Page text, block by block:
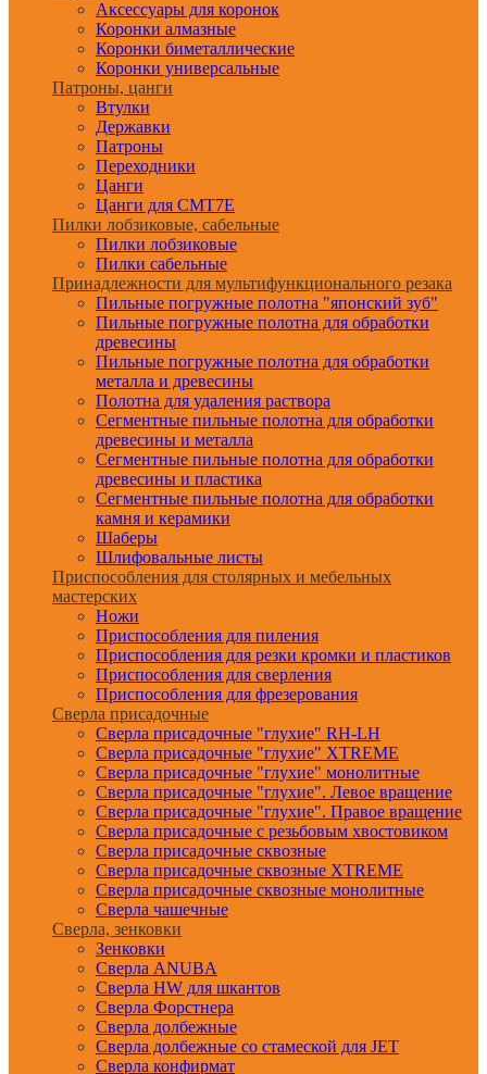
Аксессуары для коронок
Коронки алмазные
Коронки биметаллические
Коронки универсальные
Патроны, цанги
Втулки
Державки
Патроны
Переходники
Цанги
Цанги для CMT7E
Пилки лобзиковые, сабельные
Пилки лобзиковые
Пилки сабельные
Принадлежности для мультифункционального резака
Пильные погружные полотна "японский зуб"
Пильные погружные полотна для обработки
древесины
Пильные погружные полотна для обработки
металла и древесины
Полотна для удаления раствора
Сегментные пильные полотна для обработки
древесины и металла
Сегментные пильные полотна для обработки
древесины и пластика
Сегментные пильные полотна для обработки
камня и керамики
Шаберы
Шлифовальные листы
Приспособления для столярных и мебельных
мастерских
Ножи
Приспособления для пиления
Приспособления для резки кромки и пластиков
Приспособления для сверления
Приспособления для фрезерования
Сверла присадочные
Сверла присадочные "глухие" RH-LH
Сверла присадочные "глухие" XTREME
Сверла присадочные "глухие" монолитные
Сверла присадочные "глухие". Левое вращение
Сверла присадочные "глухие". Правое вращение
Сверла присадочные с резьбовым хвостовиком
Сверла присадочные сквозные
Сверла присадочные сквозные XTREME
Сверла присадочные сквозные монолитные
Сверла чашечные
Сверла, зенковки
Зенковки
Сверла ANUBA
Сверла HW для шкантов
Сверла Форстнера
Сверла долбежные
Сверла долбежные со стамеской для JET
Сверла конфирмат